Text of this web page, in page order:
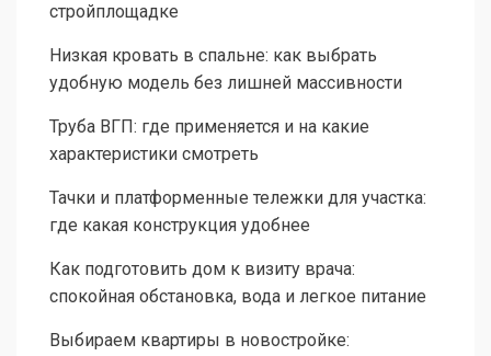
стройплощадке
Низкая кровать в спальне: как выбрать
удобную модель без лишней массивности
Труба ВГП: где применяется и на какие
характеристики смотреть
Тачки и платформенные тележки для участка:
где какая конструкция удобнее
Как подготовить дом к визиту врача:
спокойная обстановка, вода и легкое питание
Выбираем квартиры в новостройке: